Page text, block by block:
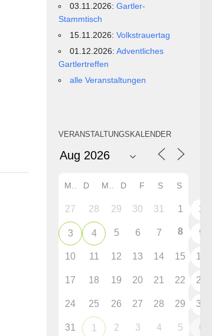
03.11.2026:Gartler-
Stammtisch
15.11.2026:Volkstrauertag
01.12.2026:Adventliches
Gartlertreffen
alle Veranstaltungen
VERANSTALTUNGSKALENDER
D D F S S
27 28 29 30 31 1 2
3 4 5 6 7 8 9
10 11 12 13 14 15 16
17 18 19 20 21 22 23
24 25 26 27 28 29 30
31 1 2 3 4 5 6